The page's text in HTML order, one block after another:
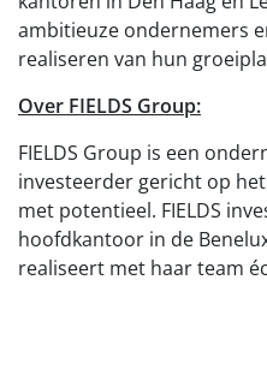
ambitieuze ondernemers
realiseren van hun
Over FIELDS Group:
FIELDS Group is een
investeerder gericht op
met potentieel. FIELDS
hoofdkantoor in de
realiseert met haar team